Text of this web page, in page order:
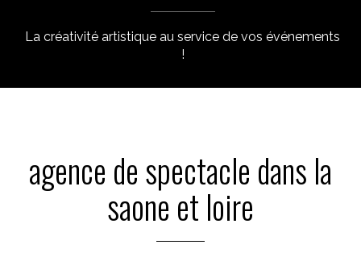
La créativité artistique au service de vos événements
!
agence de spectacle dans la
saone et loire